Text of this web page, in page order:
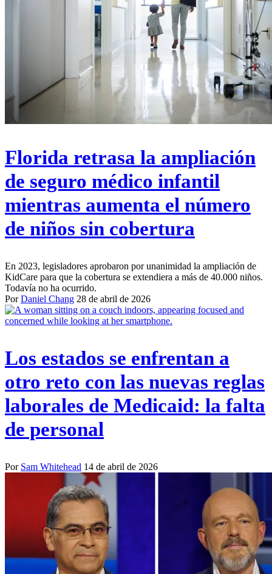
Florida retrasa la ampliación
de seguro médico infantil
mientras aumenta el número
de niños sin cobertura
En 2023, legisladores aprobaron por unanimidad la ampliación de
KidCare para que la cobertura se extendiera a más de 40.000 niños.
Todavía no ha ocurrido.
PorDaniel Chang 28 de abril de 2026
Los estados se enfrentan a
otro reto con las nuevas reglas
laborales de Medicaid: la falta
de personal
Por Sam Whitehead 14 de abril de 2026